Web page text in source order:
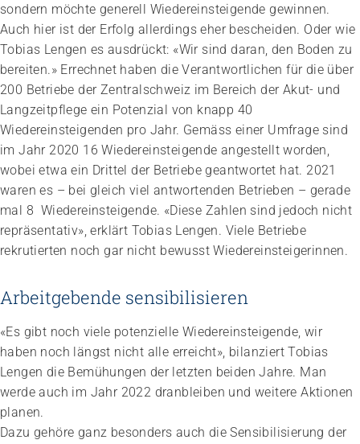
sondern möchte generell Wiedereinsteigende gewinnen.
Auch hier ist der Erfolg allerdings eher bescheiden. Oder wie
Tobias Lengen es ausdrückt: «Wir sind daran, den Boden zu
bereiten.» Errechnet haben die Verantwortlichen für die über
200 Betriebe der Zentralschweiz im Bereich der Akut- und
Langzeitpflege ein Potenzial von knapp 40
Wiedereinsteigenden pro Jahr. Gemäss einer Umfrage sind
im Jahr 2020 16 Wiedereinsteigende angestellt worden,
wobei etwa ein Drittel der Betriebe geantwortet hat. 2021
waren es – bei gleich viel antwortenden Betrieben – gerade
mal 8 Wiedereinsteigende. «Diese Zahlen sind jedoch nicht
repräsentativ», erklärt Tobias Lengen. Viele Betriebe
rekrutierten noch gar nicht bewusst Wiedereinsteigerinnen.
Arbeitgebende sensibilisieren
«Es gibt noch viele potenzielle Wiedereinsteigende, wir
haben noch längst nicht alle erreicht», bilanziert Tobias
Lengen die Bemühungen der letzten beiden Jahre. Man
werde auch im Jahr 2022 dranbleiben und weitere Aktionen
planen.
Dazu gehöre ganz besonders auch die Sensibilisierung der